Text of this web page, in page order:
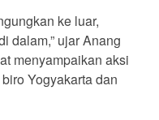
ke luar,
dalam,” ujar Anang
menyampaikan aksi
Yogyakarta dan